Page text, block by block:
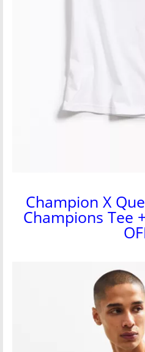
Champion X
Champions Tee